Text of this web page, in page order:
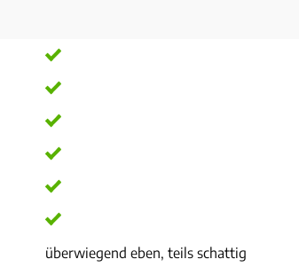
überwiegend eben, teils schattig